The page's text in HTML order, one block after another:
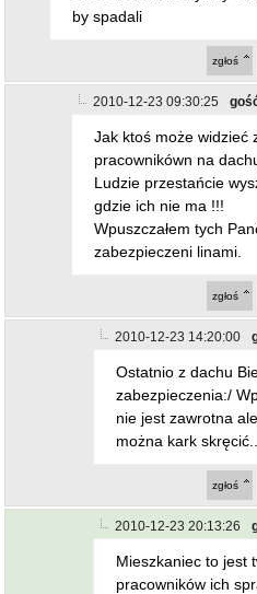
by spadali
zgłoś
2010-12-23 09:30:25
Jak ktoś może widzieć
pracownikówn na
Ludzie przestańcie
gdzie ich nie ma !!!
Wpuszczałem tych
zabezpieczeni linami.
zgłoś
2010-12-23 14:20:00
Ostatnio z dachu
zabezpieczenia:/
nie jest zawrotna
można kark skręcić...
zgłoś
2010-12-23 20:13:26
Mieszkaniec to jest
pracowników ich